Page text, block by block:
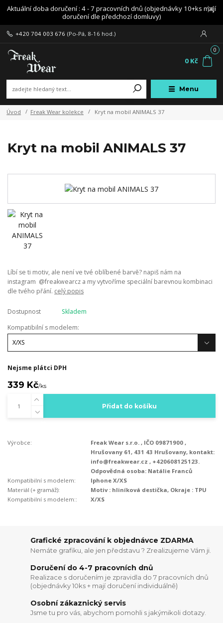
Aktuální doba doručení : 4 - 7 pracovních dnů (objednávky 10+ks mají
doručení dle předchozí domluvy)
Menu
+420 704 003 676 (Po-Pá, 8-16 hod.)
0
0 Kč
Úvod Freak Wear kolekce Kryt na mobil ANIMALS 37
Kryt na mobil ANIMALS 37
Líbí se ti motiv, ale není ve tvé oblíbené barvě? napiš nám na
instagram @freakwearcz a my vytvoříme speciální barevnou kombinaci
dle tvého přání. celý popis
Dostupnost
Skladem
Kompatibilní s modelem:
Nejsme plátci DPH
339 Kč/ks
Přidat do košíku
Výrobce:
Freak Wear s.r.o. , IČO 09871900 ,
Hrušovany 61, 431 43 Hrušovany, kontakt:
info@freakwear.cz , +420608125123.
Odpovědná osoba: Natálie Franců
Kompatibilní s modelem:
Iphone X/XS
Materiál (+ gramáž):
Motiv : hliníková destička, Okraje : TPU
Kompatibilní s modelem::
X/XS
Grafické zpracování k objednávce ZDARMA
Nemáte grafiku, ale jen představu ? Zrealizujeme Vám ji.
Doručení do 4-7 pracovních dnů
Realizace s doručením je zpravidla do 7 pracovních dnů
(objednávky 10ks + mají doručení individuálně)
Osobní zákaznický servis
Jsme tu pro vás, abychom pomohli s jakýmikoli dotazy.